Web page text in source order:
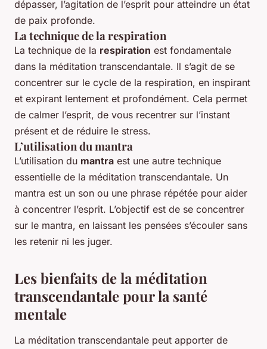
dépasser, l’agitation de l’esprit pour atteindre un état
de paix profonde.
La technique de la respiration
La technique de la respiration est fondamentale
dans la méditation transcendantale. Il s’agit de se
concentrer sur le cycle de la respiration, en inspirant
et expirant lentement et profondément. Cela permet
de calmer l’esprit, de vous recentrer sur l’instant
présent et de réduire le stress.
L’utilisation du mantra
L’utilisation du mantra est une autre technique
essentielle de la méditation transcendantale. Un
mantra est un son ou une phrase répétée pour aider
à concentrer l’esprit. L’objectif est de se concentrer
sur le mantra, en laissant les pensées s’écouler sans
les retenir ni les juger.
Les bienfaits de la méditation
transcendantale pour la santé
mentale
La méditation transcendantale peut apporter de